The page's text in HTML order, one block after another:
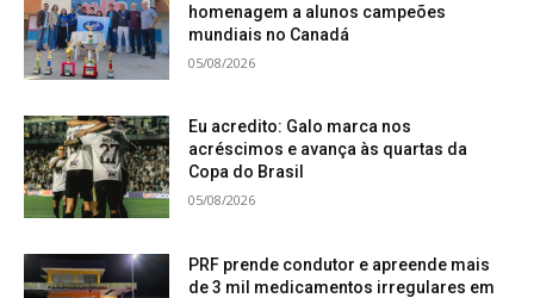
homenagem a alunos campeões
mundiais no Canadá
05/08/2026
Eu acredito: Galo marca nos
acréscimos e avança às quartas da
Copa do Brasil
05/08/2026
PRF prende condutor e apreende mais
de 3 mil medicamentos irregulares em